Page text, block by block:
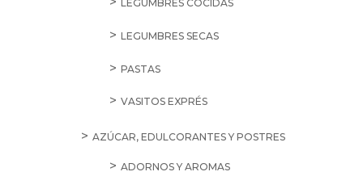
LEGUMBRES COCIDAS
LEGUMBRES SECAS
PASTAS
VASITOS EXPRÉS
AZÚCAR, EDULCORANTES Y POSTRES
ADORNOS Y AROMAS